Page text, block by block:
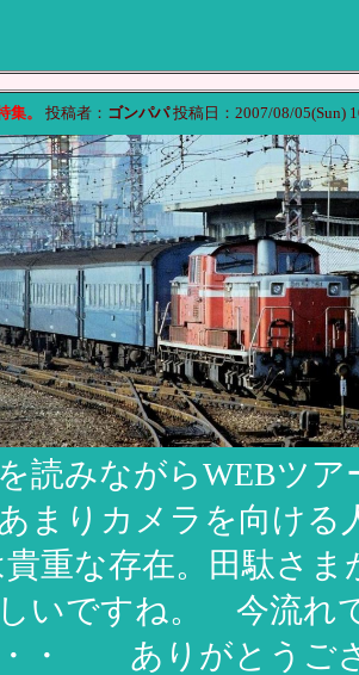
集。 投稿者： ゴンパパ投稿日：2007/08/05(Sun)
読みながらWEBツ
まりカメラを向ける
重な存在。田駄さ
いですね。 今流れ
・ ありがとうご